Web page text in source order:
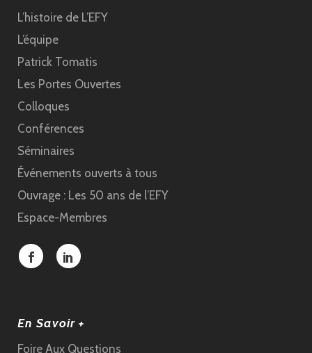
L’histoire de L’EFY
L’équipe
Patrick Tomatis
Les Portes Ouvertes
Colloques
Conférences
Séminaires
Événements ouverts à tous
Ouvrage : Les 50 ans de l’EFY
Espace-Membres
En Savoir +
Foire Aux Questions